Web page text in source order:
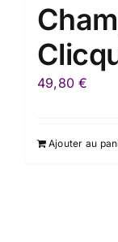
49,80€
Ajouter au